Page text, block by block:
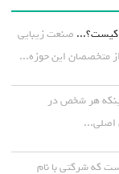
کیست؟... صنعت زیبایی
متخصصان این حوزه...
هر شخص در
که شرکتی با نام